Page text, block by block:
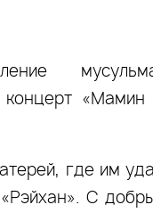
концерт
где им
С